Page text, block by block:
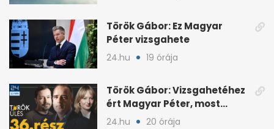
Török Gábor: Ez Magyar
Péter vizsgahete
24.hu 19 órája
Török Gábor: Vizsgahetéhez
ért Magyar Péter, most
minden róla szól
24.hu 20 órája